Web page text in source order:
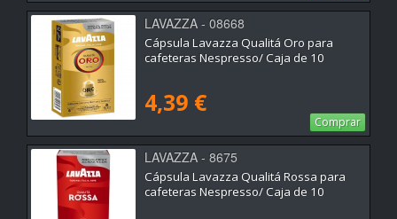
LAVAZZA - 08668
Cápsula Lavazza Qualitá Oro para
cafeteras Nespresso/ Caja de 10
4,39 €
Comprar
LAVAZZA - 8675
Cápsula Lavazza Qualitá Rossa para
cafeteras Nespresso/ Caja de 10